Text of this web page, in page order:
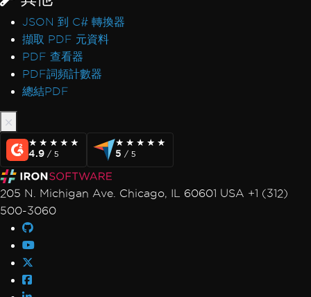
JSON 到 C# 轉換器
擷取 PDF 元資料
PDF 查看器
PDF詞頻計數器
總結PDF
★★★★★
★★★★★
4.9 / 5
★★★★★
★★★★★
5 / 5
205 N. Michigan Ave. Chicago, IL 60601 USA +1 (312)
500-3060